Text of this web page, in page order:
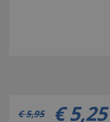
€ 5,95 € 5,25